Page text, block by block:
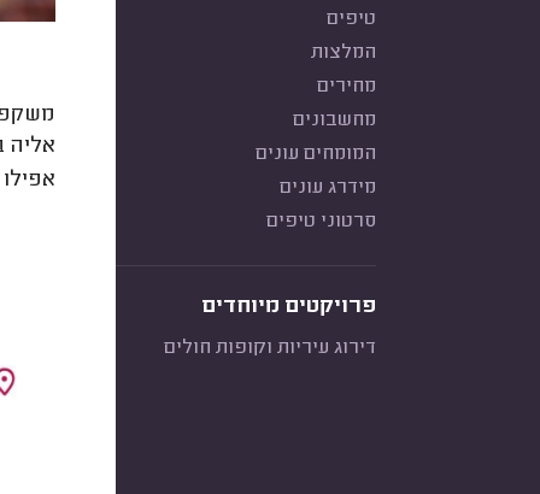
טיפים
המלצות
מחירים
מחשבונים
המומחים עונים
מידרג עונים
סרטוני טיפים
פרויקטים מיוחדים
דירוג עיריות וקופות חולים
אליה